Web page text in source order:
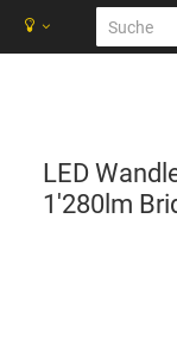
LED
1'280lm